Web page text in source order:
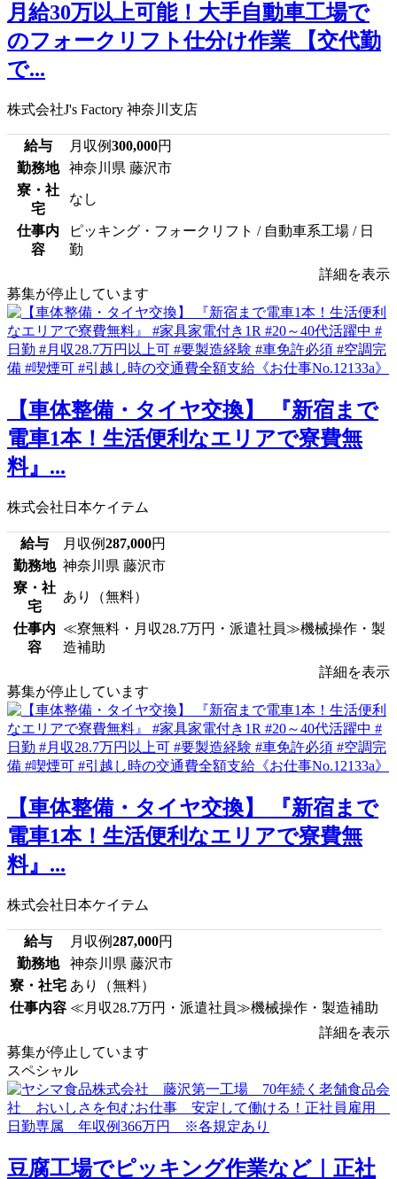
月給30万以上可能！大手自動車工場で
のフォークリフト仕分け作業 【交代勤
で...
株式会社J's Factory 神奈川支店
給与 月収例300,000円
勤務地
神奈川県 藤沢市
寮・社
宅
なし
仕事内
容
ピッキング・フォークリフト / 自動車系工場 / 日
勤
詳細を表示
募集が停止しています
【車体整備・タイヤ交換】 『新宿まで
電車1本！生活便利なエリアで寮費無
料』...
株式会社日本ケイテム
給与 月収例287,000円
勤務地 神奈川県 藤沢市
寮・社
宅
あり（無料）
仕事内
容
≪寮無料・月収28.7万円・派遣社員≫機械操作・製
造補助
詳細を表示
募集が停止しています
【車体整備・タイヤ交換】 『新宿まで
電車1本！生活便利なエリアで寮費無
料』...
株式会社日本ケイテム
給与 月収例287,000円
勤務地
神奈川県 藤沢市
寮・社宅 あり（無料）
仕事内容 ≪月収28.7万円・派遣社員≫機械操作・製造補助
詳細を表示
募集が停止しています
スペシャル
豆腐工場でピッキング作業など｜正社